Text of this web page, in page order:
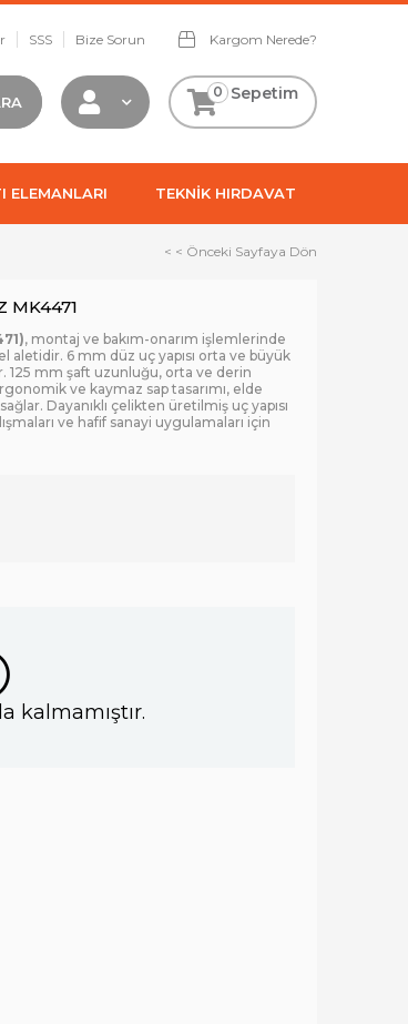
SSS Bize Sorun Kargom Nerede?
Sepetim
0
ELEMANLARI TEKNİK HIRDAVAT
< < Önceki Sayfaya Dön
MK4471
, montaj ve bakım-onarım işlemlerinde
aletidir. 6 mm düz uç yapısı orta ve büyük
125 mm şaft uzunluğu, orta ve derin
ve kaymaz sap tasarımı, elde
Dayanıklı çelikten üretilmiş uç yapısı
ve hafif sanayi uygulamaları için
kalmamıştır.